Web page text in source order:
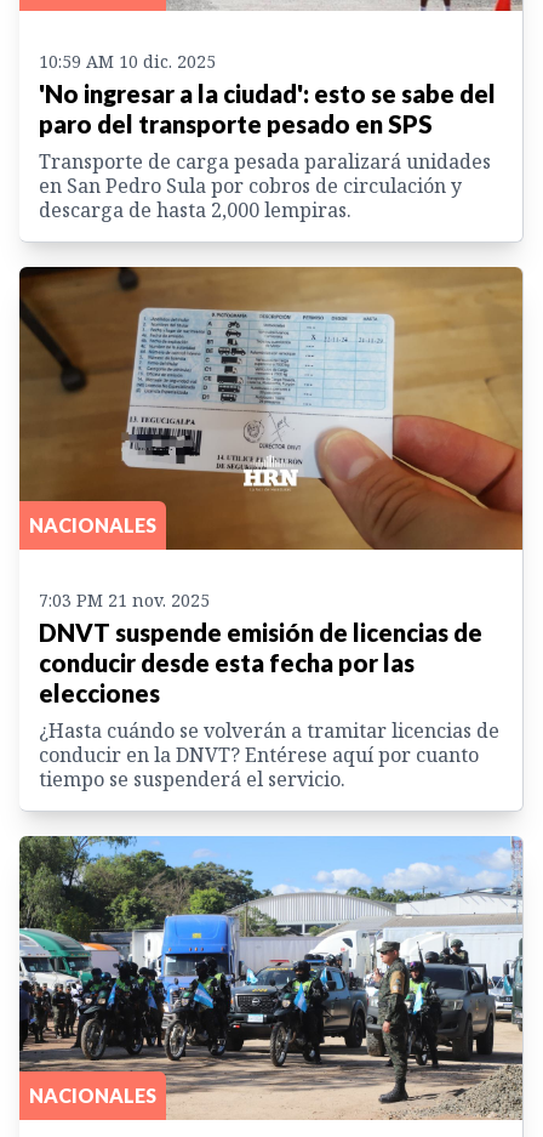
10:59 AM 10 dic. 2025
'No ingresar a la ciudad': esto se sabe del
paro del transporte pesado en SPS
Transporte de carga pesada paralizará unidades
en San Pedro Sula por cobros de circulación y
descarga de hasta 2,000 lempiras.
NACIONALES
7:03 PM 21 nov. 2025
DNVT suspende emisión de licencias de
conducir desde esta fecha por las
elecciones
¿Hasta cuándo se volverán a tramitar licencias de
conducir en la DNVT? Entérese aquí por cuanto
tiempo se suspenderá el servicio.
NACIONALES